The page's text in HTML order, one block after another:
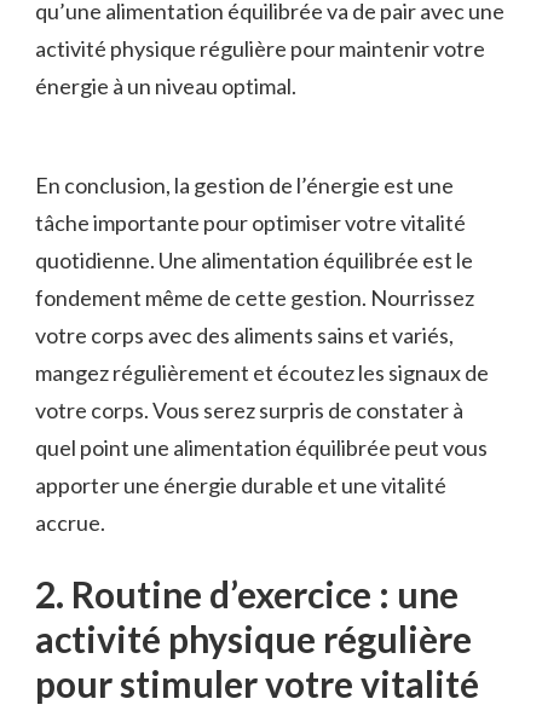
qu’une alimentation équilibrée va de pair avec une
activité physique régulière pour maintenir votre
énergie à un niveau optimal.
En conclusion, la gestion⁤ de l’énergie est une
tâche importante pour optimiser⁣ votre ​vitalité
quotidienne. Une alimentation équilibrée est​ le
fondement même ⁤de cette gestion.⁣ Nourrissez
votre corps avec des aliments sains et variés,
mangez ⁣régulièrement et écoutez⁢ les signaux de
votre ⁤corps. Vous serez surpris ​de constater à
quel point une alimentation équilibrée peut vous
apporter une énergie durable et une vitalité
accrue.
2. Routine d’exercice : une
activité physique ⁣régulière
pour stimuler votre vitalité